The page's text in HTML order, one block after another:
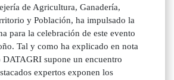
de Agricultura, Ganadería,
y Población, ha impulsado la
para la celebración de este evento
Tal y como ha explicado en nota
DATAGRI supone un encuentro
expertos exponen los